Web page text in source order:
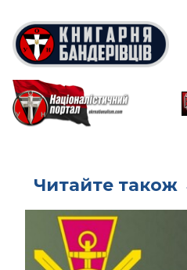
Читайте також